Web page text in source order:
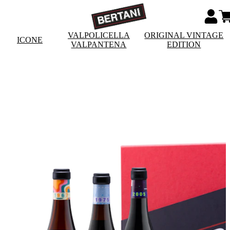
ICONE
VALPOLICELLA
VALPANTENA
ORIGINAL VINTAGE
EDITION